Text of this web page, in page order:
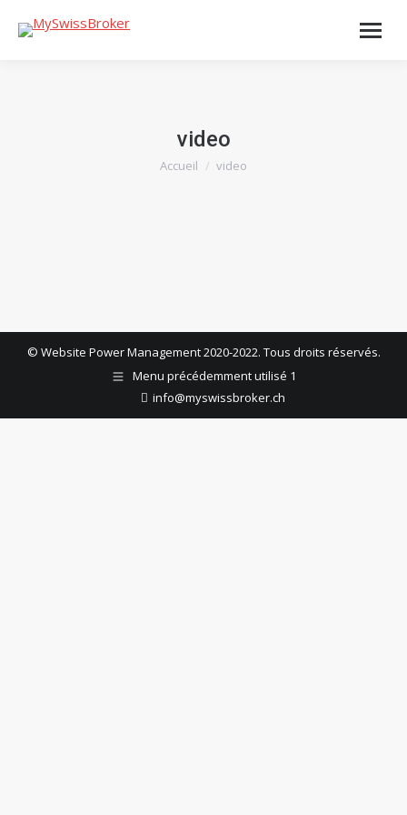
video
Vous êtes ici :
Accueil video
© Website Power Management 2020-2022. Tous droits réservés.
Menu précédemment utilisé 1
info@myswissbroker.ch